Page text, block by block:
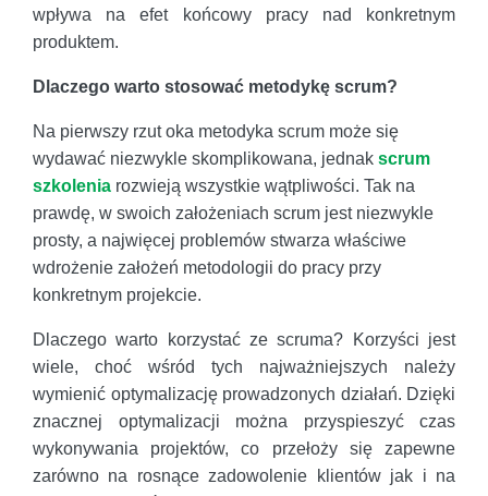
wpływa na efet końcowy pracy nad konkretnym
produktem.
Dlaczego warto stosować metodykę scrum?
Na pierwszy rzut oka metodyka scrum może się
wydawać niezwykle skomplikowana, jednak scrum
szkolenia rozwieją wszystkie wątpliwości. Tak na
prawdę, w swoich założeniach scrum jest niezwykle
prosty, a najwięcej problemów stwarza właściwe
wdrożenie założeń metodologii do pracy przy
konkretnym projekcie.
Dlaczego warto korzystać ze scruma? Korzyści jest
wiele, choć wśród tych najważniejszych należy
wymienić optymalizację prowadzonych działań. Dzięki
znacznej optymalizacji można przyspieszyć czas
wykonywania projektów, co przełoży się zapewne
zarówno na rosnące zadowolenie klientów jak i na